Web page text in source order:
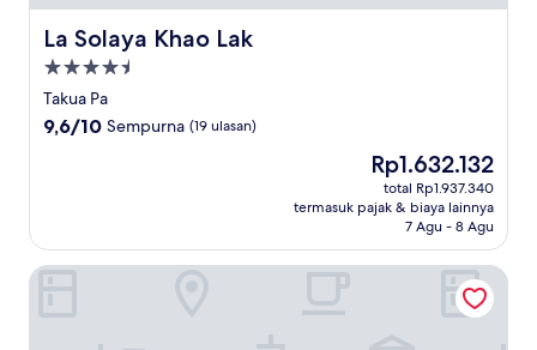
La Solaya Khao Lak
La Solaya Khao Lak
Properti
bintang
4.5
Takua Pa
9.6
9,6/10 Sempurna (19 ulasan)
Harga
sekarang
Rp1.632.132
Rp1.632.132
total Rp1.937.340
termasuk pajak & biaya lainnya
7 Agu - 8 Agu
The Haven Khao Lak